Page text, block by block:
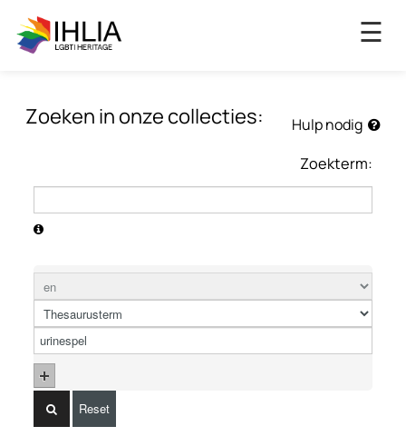
×
☰
Zoeken in onze collecties:
Hulp nodig
Zoekterm:
Reset